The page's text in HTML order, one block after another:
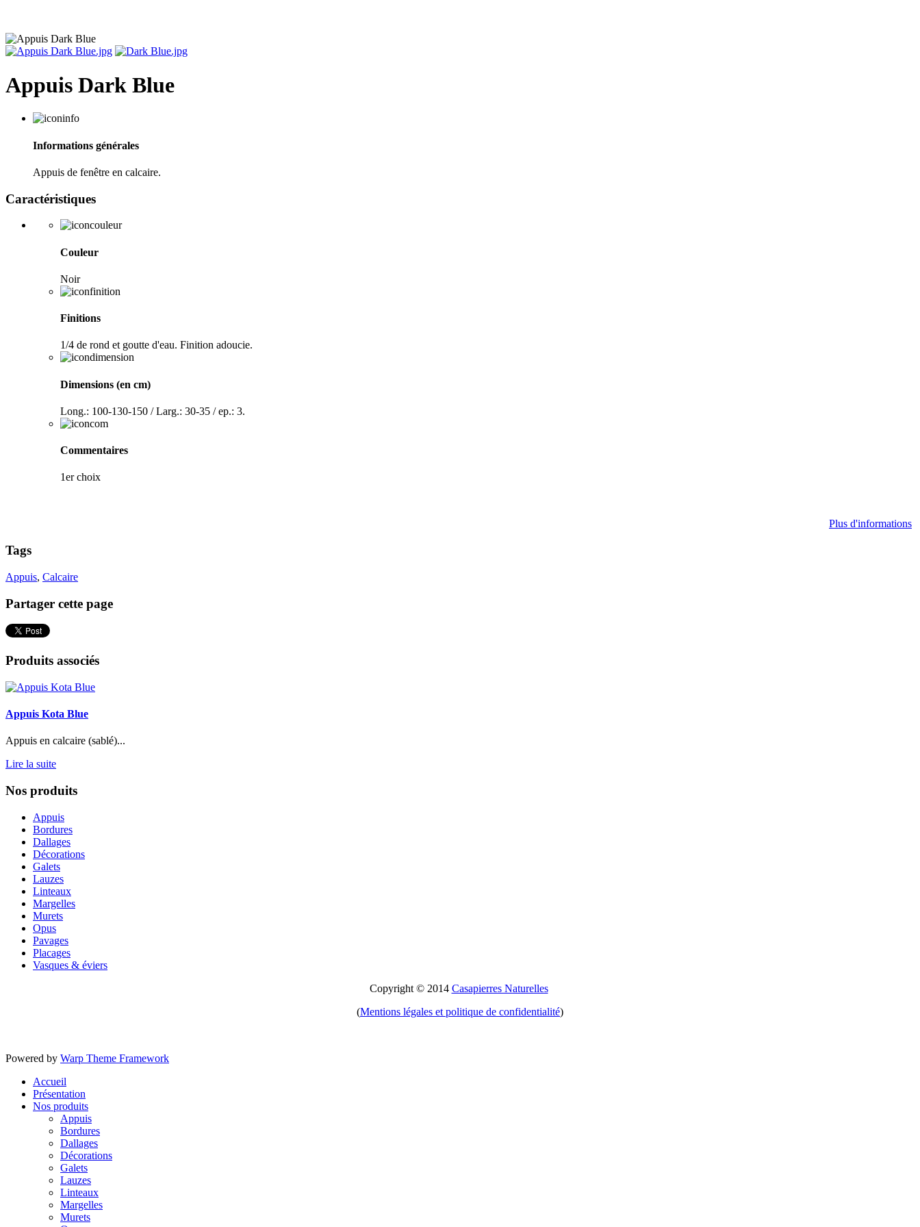
Appuis Dark Blue
Informations générales
Appuis de fenêtre en calcaire.
Caractéristiques
Couleur
Noir
Finitions
1/4 de rond et goutte d'eau. Finition adoucie.
Dimensions (en cm)
Long.: 100-130-150 / Larg.: 30-35 / ep.: 3.
Commentaires
1er choix
Plus d'informations
Tags
Appuis, Calcaire
Partager cette page
Produits associés
Appuis Kota Blue
Appuis en calcaire (sablé)...
Lire la suite
Nos produits
Appuis
Bordures
Dallages
Décorations
Galets
Lauzes
Linteaux
Margelles
Murets
Opus
Pavages
Placages
Vasques & éviers
Copyright © 2014 Casapierres Naturelles
(Mentions légales et politique de confidentialité)
Powered by Warp Theme Framework
Accueil
Présentation
Nos produits
Appuis
Bordures
Dallages
Décorations
Galets
Lauzes
Linteaux
Margelles
Murets